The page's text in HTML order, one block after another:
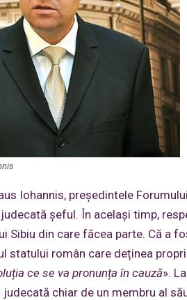
Iohannis, președintele
șeful. În același timp,
Sibiu din care făcea parte. Că a
statului român care deținea
ce se va pronunța în cauză».
chiar de un membru al